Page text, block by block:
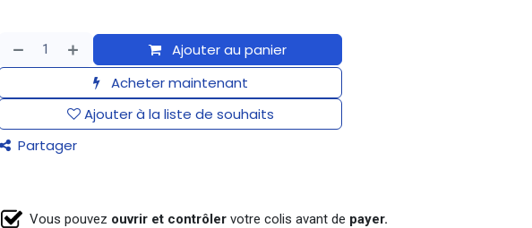
Ajouter au panier
Acheter maintenant
Ajouter à la liste de souhaits
Partager
Vous pouvez ouvrir et contrôler votre colis avant de payer.